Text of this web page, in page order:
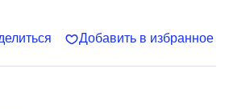
Добавить в избранное